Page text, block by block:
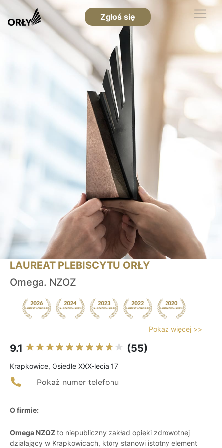
Zgłoś się
LAUREAT PLEBISCYTU ORŁY
Omega. NZOZ
Pokaż więcej >>
9.1 (55)
Krapkowice, Osiedle XXX-lecia 17
Pokaż numer telefonu
O firmie:
Omega NZOZ to niepubliczny zakład opieki zdrowotnej
działający w Krapkowicach, który stanowi istotny element